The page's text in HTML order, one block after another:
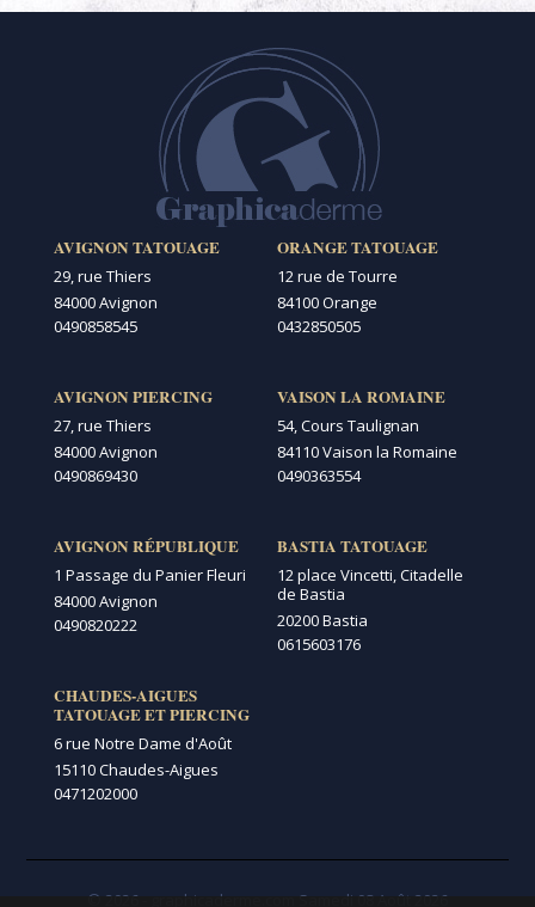
AVIGNON TATOUAGE
29, rue Thiers
84000 Avignon
0490858545
AVIGNON PIERCING
27, rue Thiers
84000 Avignon
0490869430
AVIGNON RÉPUBLIQUE
1 Passage du Panier Fleuri
84000 Avignon
0490820222
CHAUDES-AIGUES
TATOUAGE ET PIERCING
6 rue Notre Dame d'Août
15110 Chaudes-Aigues
0471202000
ORANGE TATOUAGE
12 rue de Tourre
84100 Orange
0432850505
VAISON LA ROMAINE
54, Cours Taulignan
84110 Vaison la Romaine
0490363554
BASTIA TATOUAGE
12 place Vincetti, Citadelle
de Bastia
20200 Bastia
0615603176
© 2026 - graphicaderme.com Samedi 08 Août 2026